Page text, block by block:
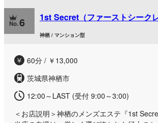
に新しい癒やしを体験していただけるのが魅
のお客様にも気軽にご利用いただけるよう
ラン（13,000円）をはじめ、じっくりと心
分の贅沢なロングコースまで、幅広いメニュ
様をお迎えいたします。日常の疲れを忘れ、
ゆくまでご堪能ください。皆様のご来店を心
ります。
6 1st Secret（ファーストシーク
神栖 / マンション型
60分 / ￥13,000
茨城県神栖市
12:00～LAST (受付 9:00～3:00)
＜お店説明＞神栖のメンズエステ『1st